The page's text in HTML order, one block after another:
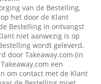
van de Bestelling,
het door de Klant
Bestelling in ontvangst
niet aanwezig is op
wordt geleverd,
door Takeaway.com (in
een
om contact met de Klant